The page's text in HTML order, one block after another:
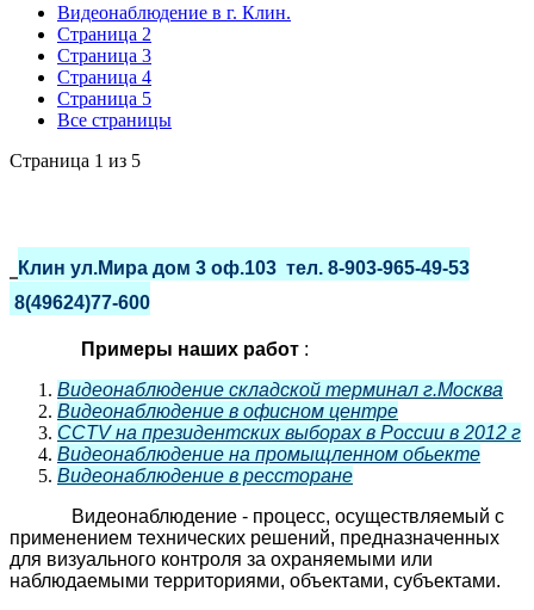
Видеонаблюдение в г. Клин.
Страница 2
Страница 3
Страница 4
Страница 5
Все страницы
Страница 1 из 5
Клин ул.Мира дом 3 оф.103 тел. 8-903-965-49-53
8(49624)77-600
Примеры наших работ :
Видеонаблюдение складской терминал г.Москва
Видеонаблюдение в офисном центре
CCTV на президентских выборах в России в 2012 г
Видеонаблюдение на промыщленном обьекте
Видеонаблюдение в рессторане
Видеонаблюдение - процесс, осуществляемый с
применением технических решений, предназначенных
для визуального контроля за охраняемыми или
наблюдаемыми территориями, объектами, субъектами.